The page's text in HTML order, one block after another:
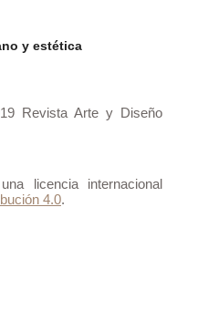
y estética
Revista Arte y Diseño
licencia internacional
4.0.